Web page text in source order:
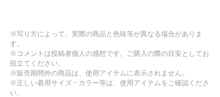
リゲッタ 日本製 アーチサポート
グミインソール レースアップ ロ
ゴスニーカー
グレー
¥0
リゲッタ 日本製 アーチサポート
グミインソール レースアップ ロ
ゴスニーカー
グレー Ｍ
※写り方によって、実際の商品と色味等が異なる場合がありま
す。
※コメントは投稿者個人の感想です。ご購入の際の目安としてお
役立てください。
※販売期間外の商品は、使用アイテムに表示されません。
※正しい着用サイズ・カラー等は、使用アイテムをご確認くださ
い。